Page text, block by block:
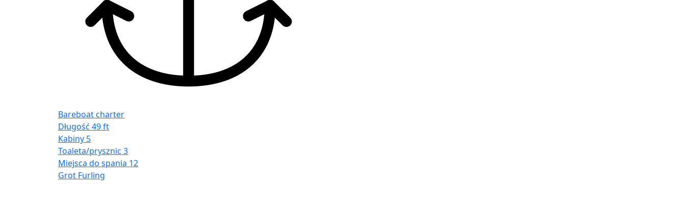
Bareboat charter
Długość 49 ft
Kabiny 5
Toaleta/prysznic 3
Miejsca do spania 12
Grot Furling